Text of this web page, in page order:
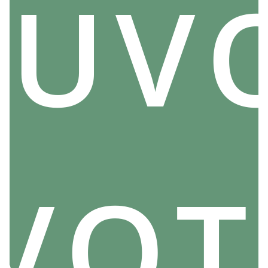
Si vous recherchez un porte-bonheur pour homme
capable de booster votre motivation et votre
détermination, alors optez sans hésitation pour
chevalière de l'itoï est : elle sera assurément votre
meilleur allié face aux embûches, défis et dangers !